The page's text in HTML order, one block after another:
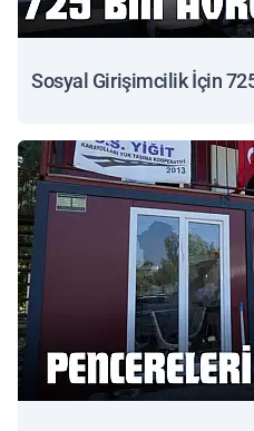
Sosyal Girişimcilik İçin